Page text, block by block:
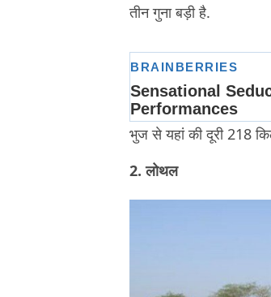
तीन गुना बड़ी है.
भुज से यहां की दूरी 218
2. लोथल